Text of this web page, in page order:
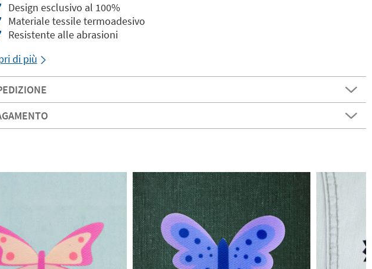
Design esclusivo al 100%
Materiale tessile termoadesivo
Resistente alle abrasioni
di più